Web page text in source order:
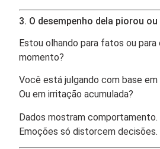
3. O desempenho dela piorou
Estou olhando para fatos ou
momento?
Você está julgando com base em
Ou em irritação acumulada?
Dados mostram comportamento.
Emoções só distorcem decisões.